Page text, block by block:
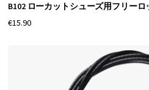
B102 ローカットシューズ用フリーロ
€15.90